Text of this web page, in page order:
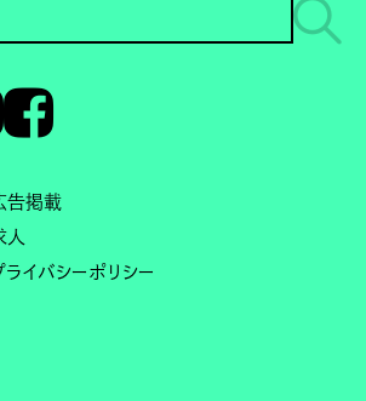
Facebook
告掲載
人
ライバシーポリシー